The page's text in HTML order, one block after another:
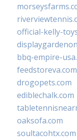
official-kelly-
bbq-empire-
feedstoreva.com
drogopets.com
ediblechalk.com
oaksofa.com
soultacohtx.com